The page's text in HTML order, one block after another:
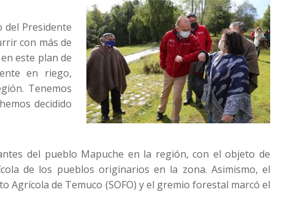
del Presidente
con más de
este plan de
en riego,
Tenemos
decidido
del pueblo Mapuche en la región, con el objeto de
de los pueblos originarios en la zona. Asimismo, el
Agrícola de Temuco (SOFO) y el gremio forestal marcó el